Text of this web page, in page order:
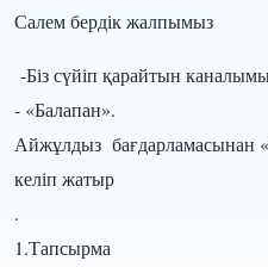
Салем бердік жалпымыз
-Біз сүйіп қарайтын
- «Балапан».
Айжұлдыз бағдарламасынан
келіп жатыр
.
1.Тапсырма